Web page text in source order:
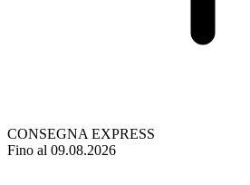
CONSEGNA EXPRESS
Fino al 09.08.2026